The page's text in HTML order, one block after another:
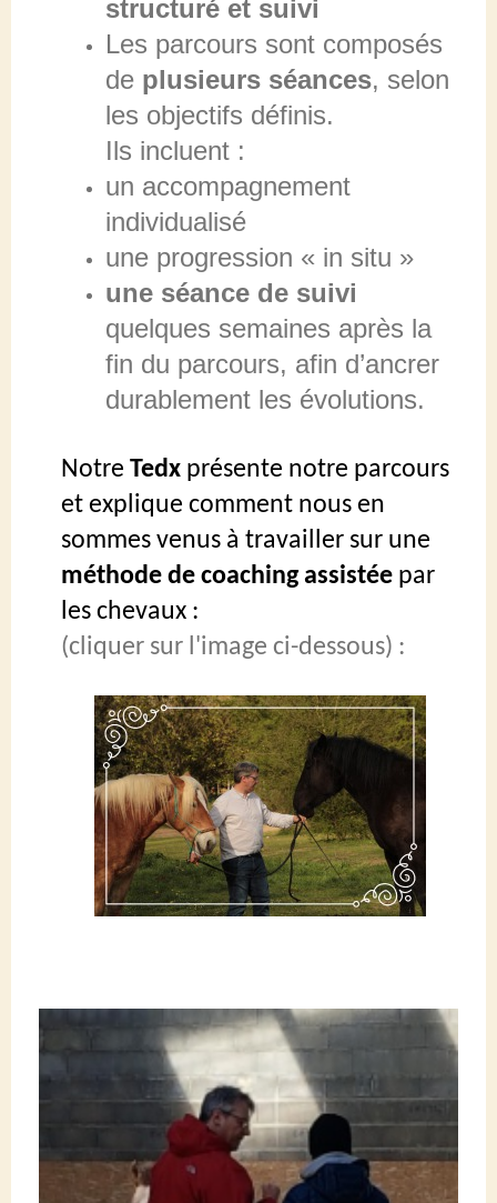
structuré et suivi
Les parcours sont composés
de plusieurs séances, selon
les objectifs définis.
Ils incluent :
un accompagnement
individualisé
une progression « in situ »
une séance de suivi
quelques semaines après la
fin du parcours, afin d’ancrer
durablement les évolutions.
Notre Tedx présente notre parcours
et explique comment nous en
sommes venus à travailler sur une
méthode de coaching assistée par
les chevaux :
(cliquer sur l'image ci-dessous) :